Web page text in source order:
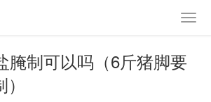
腌制可以吗（6斤猪脚要